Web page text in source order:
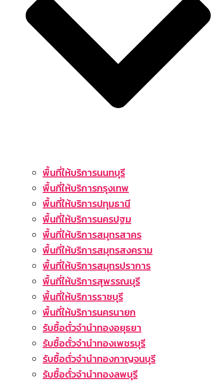
พื้นที่ให้บริการนนทบุรี
พื้นที่ให้บริการกรุงเทพ
พื้นที่ให้บริการปทุมธานี
พื้นที่ให้บริการนครปฐม
พื้นที่ให้บริการสมุทรสาคร
พื้นที่ให้บริการสมุทรสงคราม
พื้นที่ให้บริการสมุทรปราการ
พื้นที่ให้บริการสุพรรณบุรี
พื้นที่ให้บริการราชบุรี
พื้นที่ให้บริการนครนายก
รับซื้อตั๋วจำนำทองอยุธยา
รับซื้อตั๋วจำนำทองเพชรบุรี
รับซื้อตั่วจำนำทองกาญจนบุรี
รับซื้อตั๋วจำนำทองลพบุรี